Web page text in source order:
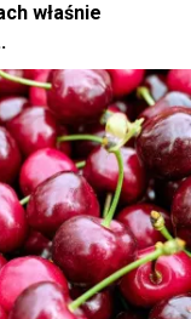
właśnie